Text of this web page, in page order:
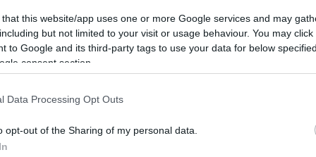
that this website/app uses one or more Google services and may
but not limited to your visit or usage behaviour. You may
to Google and its third-party tags to use your data for below
consent section.
Data Processing Opt Outs
opt-out of the Sharing of my personal data.
vb
érdekes tapasztalat. Mert nem veszít semmit. És mert valszeg
is lesz...:)